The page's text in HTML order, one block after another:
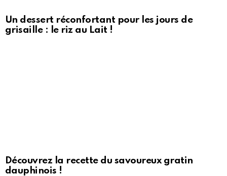
Un dessert réconfortant pour les jours de
grisaille : le riz au Lait !
Découvrez la recette du savoureux gratin
dauphinois !